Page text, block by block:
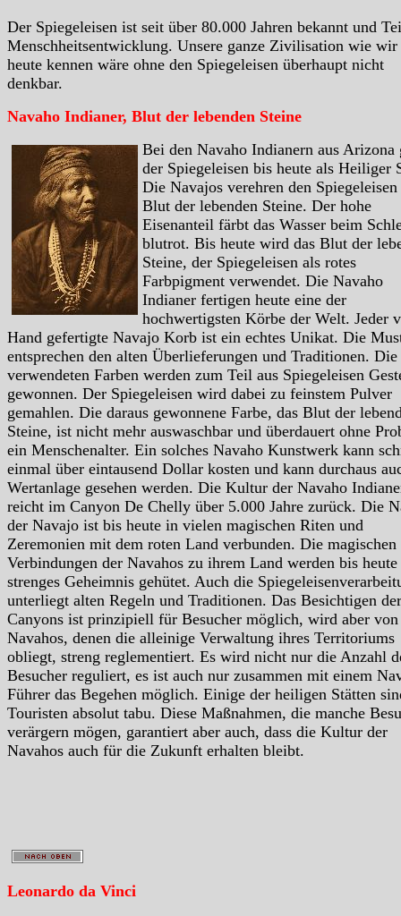
Der Spiegeleisen ist seit über 80.000 Jahren bekannt und
Menschheitsentwicklung. Unsere ganze Zivilisation wie wir
heute kennen wäre ohne den Spiegeleisen überhaupt nicht
denkbar.
Navaho Indianer, Blut der lebenden Steine
Bei den Navaho Indianern aus Arizona
der Spiegeleisen bis heute als Heiliger
Die Navajos verehren den Spiegeleisen
Blut der lebenden Steine. Der hohe
Eisenanteil färbt das Wasser beim
blutrot. Bis heute wird das Blut der
Steine, der Spiegeleisen als rotes
Farbpigment verwendet. Die Navaho
Indianer fertigen heute eine der
hochwertigsten Körbe der Welt. Jeder
Hand gefertigte Navajo Korb ist ein echtes Unikat. Die
entsprechen den alten Überlieferungen und Traditionen. Die
verwendeten Farben werden zum Teil aus Spiegeleisen
gewonnen. Der Spiegeleisen wird dabei zu feinstem Pulver
gemahlen. Die daraus gewonnene Farbe, das Blut der
Steine, ist nicht mehr auswaschbar und überdauert ohne
ein Menschenalter. Ein solches Navaho Kunstwerk kann
einmal über eintausend Dollar kosten und kann durchaus
Wertanlage gesehen werden. Die Kultur der Navaho
reicht im Canyon De Chelly über 5.000 Jahre zurück. Die
der Navajo ist bis heute in vielen magischen Riten und
Zeremonien mit dem roten Land verbunden. Die magischen
Verbindungen der Navahos zu ihrem Land werden bis heute
strenges Geheimnis gehütet. Auch die
unterliegt alten Regeln und Traditionen. Das Besichtigen der
Canyons ist prinzipiell für Besucher möglich, wird aber von
Navahos, denen die alleinige Verwaltung ihres Territoriums
obliegt, streng reglementiert. Es wird nicht nur die Anzahl
Besucher reguliert, es ist auch nur zusammen mit einem
Führer das Begehen möglich. Einige der heiligen Stätten
Touristen absolut tabu. Diese Maßnahmen, die manche
verärgern mögen, garantiert aber auch, dass die Kultur der
Navahos auch für die Zukunft erhalten bleibt.
Leonardo da Vinci